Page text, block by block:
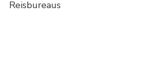
Reisbureaus